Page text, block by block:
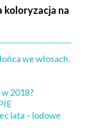
koloryzacja na
we włosach.
2018?
lata – lodowe